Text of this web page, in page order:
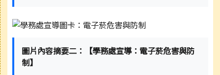
圖片內容摘要二：【學務處宣導：電子菸危害與防
制】